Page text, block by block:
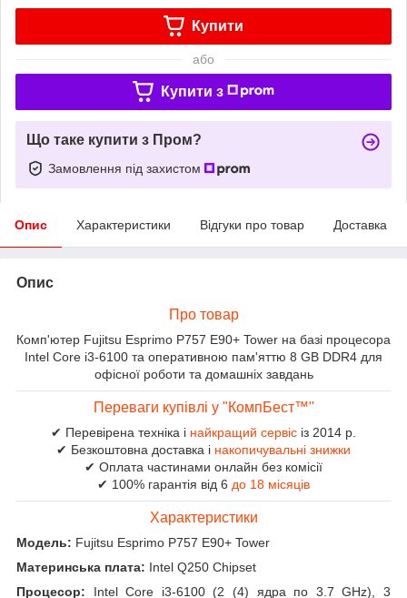
Купити
або
Купити з
Що таке купити з Пром?
Замовлення під захистом
Опис Характеристики Відгуки про товар Доставка
Опис
Про товар
Комп'ютер Fujitsu Esprimo P757 E90+ Tower на базі процесора
Intel Core i3-6100 та оперативною пам'яттю 8 GB DDR4 для
офісної роботи та домашніх завдань
Переваги купівлі у "КомпБест™"
✔ Перевірена техніка і найкращий сервіс із 2014 р.
✔ Безкоштовна доставка і накопичувальні знижки
✔ Оплата частинами онлайн без комісії
✔ 100% гарантія від 6 до 18 місяців
Характеристики
Модель: Fujitsu Esprimo P757 E90+ Tower
Материнська плата: Intel Q250 Chipset
Процесор: Intel Core i3-6100 (2 (4) ядра по 3.7 GHz), 3